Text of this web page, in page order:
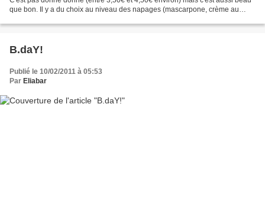
que bon. Il y a du choix au niveau des napages (mascarpone, crème au
B.daY!
Publié le 10/02/2011 à 05:53
Par Eliabar